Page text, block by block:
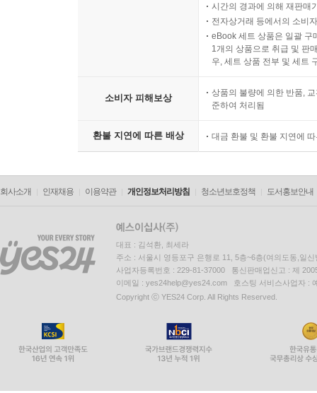
시간의 경과에 의해 재판매
전자상거래 등에서의 소비
eBook 세트 상품은 일괄 구
1개의 상품으로 취급 및 판
우, 세트 상품 전부 및 세트
소비자 피해보상
상품의 불량에 의한 반품,
준하여 처리됨
환불 지연에 따른 배상 대금 환불 및 환불 지연에
회사소개 인재채용 이용약관 개인정보처리방침 청소년보호정책 도서홍보안내
대표 : 김석환, 최세라
주소 : 서울시 영등포구 은행로 11, 5층~6층(여의도동,일신
사업자등록번호 : 229-81-37000 통신판매업신고 : 제
이메일 : yes24help@yes24.com 호스팅 서비스사업자 :
Copyright ⓒ YES24 Corp. All Rights Reserved.